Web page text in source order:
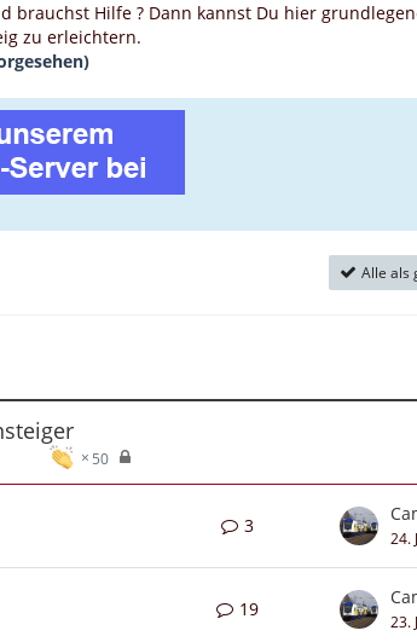
Hilfe ? Dann kannst Du hier
zu erleichtern.
Alle als
50
3
24.
19
23.